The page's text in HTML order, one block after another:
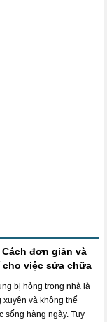
đơn giản và
việc sửa chữa
bị hỏng trong nhà là
và không thể
sống hàng ngày. Tuy